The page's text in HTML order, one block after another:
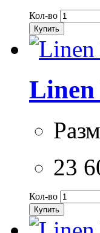
Кол-во
Купить
Linen
23
Кол-во
Купить